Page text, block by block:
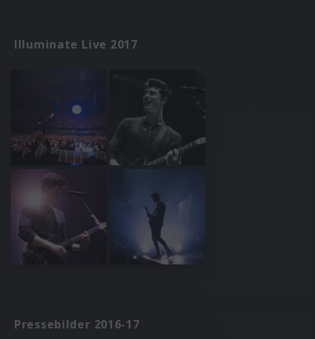
Illuminate Live 2017
Pressebilder 2016-17